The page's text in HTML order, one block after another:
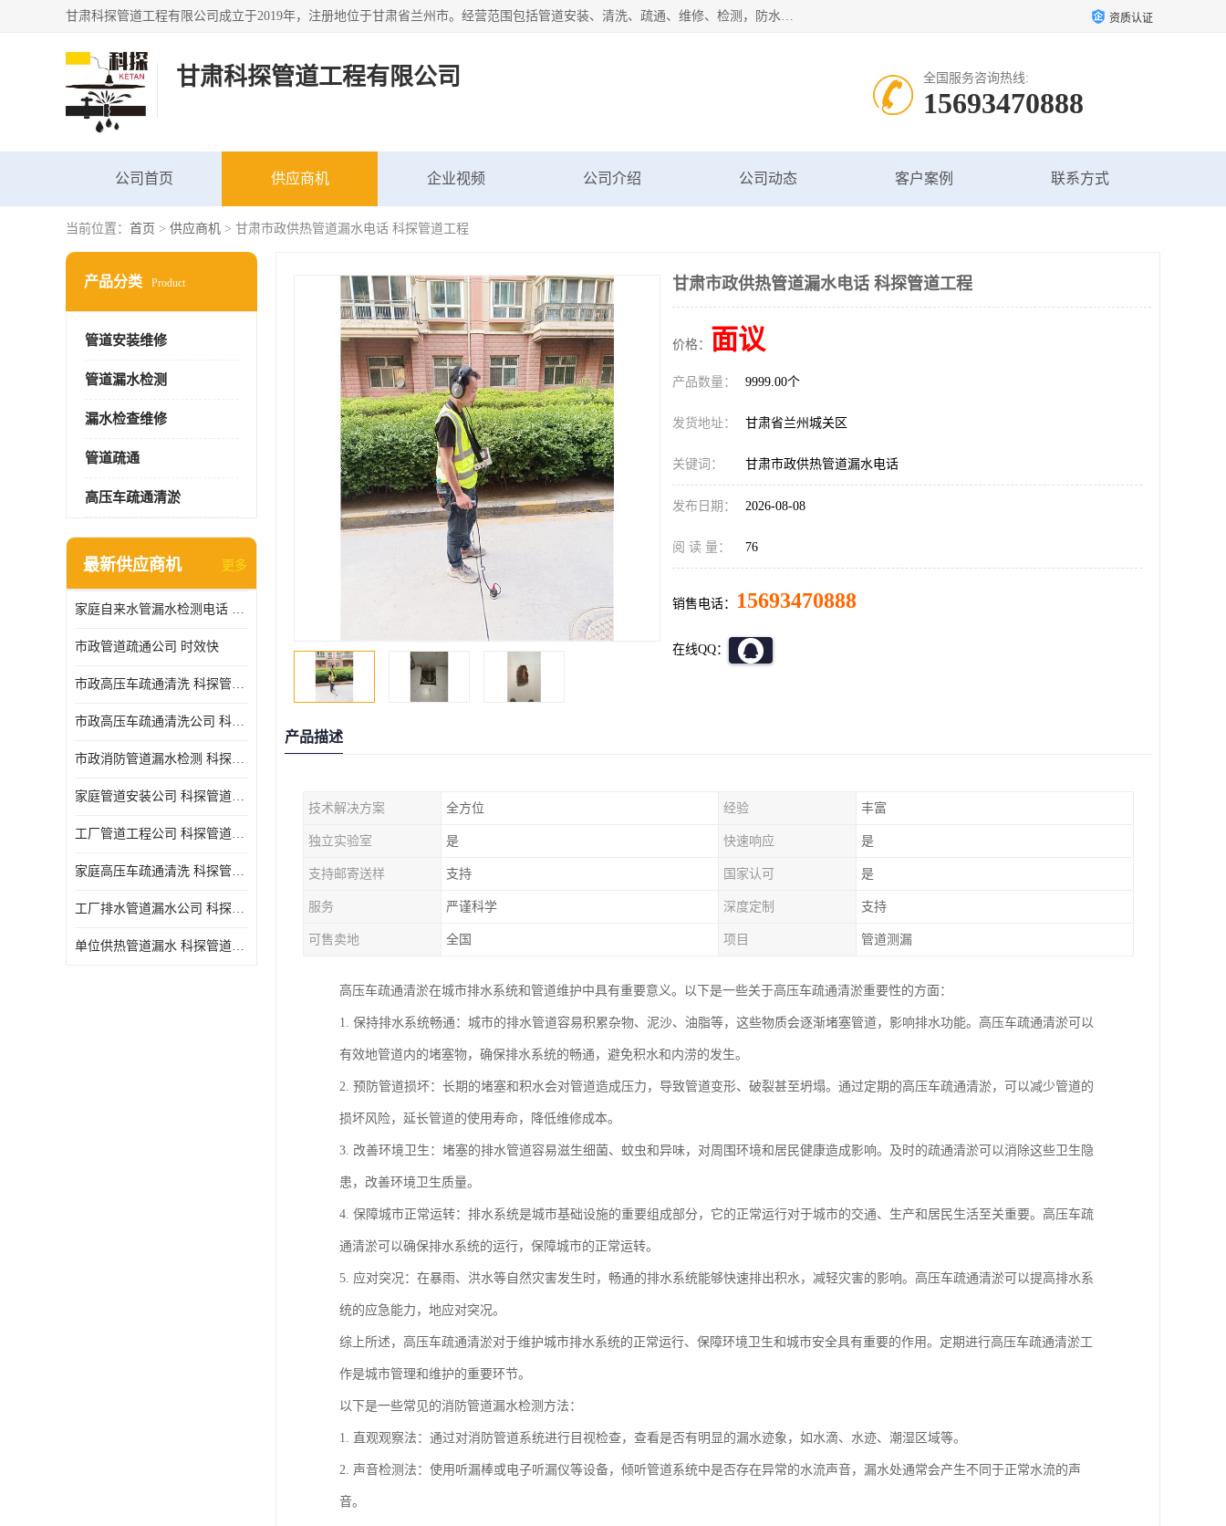
甘肃科探管道工程有限公司成立于2019年，注册地位于甘肃省兰州市。经营范围包括管道安装、清洗、疏通、维修、检测，防水工程，工程钻孔，化粪池清理，暖气安装，给排水管道安装维修，室内外管道如消防、供水、供热管道漏水检测定位，室内外防水堵漏等。 资质认证
甘肃科探管道工程有限公司 全国服务咨询热线:
15693470888
公司首页 供应商机 企业视频 公司介绍 公司动态 客户案例 联系方式
当前位置： 首页 > 供应商机 > 甘肃市政供热管道漏水电话 科探管道工程
产品分类 Product
管道安装维修
管道漏水检测
漏水检查维修
管道疏通
高压车疏通清淤
最新供应商机 更多
家庭自来水管漏水检测电话 服务周到
市政管道疏通公司 时效快
市政高压车疏通清洗 科探管道工程 设备齐
市政高压车疏通清洗公司 科探管道工程 经验丰富
市政消防管道漏水检测 科探管道工程 快速上门
家庭管道安装公司 科探管道工程 团队服务
工厂管道工程公司 科探管道工程 时效快
家庭高压车疏通清洗 科探管道工程 服务周到
工厂排水管道漏水公司 科探管道工程 快速上门
单位供热管道漏水 科探管道工程 设备齐
甘肃市政供热管道漏水电话 科探管道工程
价格： 面议
产品数量： 9999.00个
发货地址： 甘肃省兰州城关区
关键词： 甘肃市政供热管道漏水电话
发布日期： 2026-08-08
阅 读 量： 76
销售电话： 15693470888
在线QQ：
产品描述
技术解决方案 全方位 经验 丰富
独立实验室 是 快速响应 是
支持邮寄送样 支持 国家认可 是
服务 严谨科学 深度定制 支持
可售卖地 全国 项目 管道测漏
高压车疏通清淤在城市排水系统和管道维护中具有重要意义。以下是一些关于高压车疏通清淤重要性的方面：
1. 保持排水系统畅通：城市的排水管道容易积累杂物、泥沙、油脂等，这些物质会逐渐堵塞管道，影响排水功能。高压车疏通清淤可以
有效地管道内的堵塞物，确保排水系统的畅通，避免积水和内涝的发生。
2. 预防管道损坏：长期的堵塞和积水会对管道造成压力，导致管道变形、破裂甚至坍塌。通过定期的高压车疏通清淤，可以减少管道的
损坏风险，延长管道的使用寿命，降低维修成本。
3. 改善环境卫生：堵塞的排水管道容易滋生细菌、蚊虫和异味，对周围环境和居民健康造成影响。及时的疏通清淤可以消除这些卫生隐
患，改善环境卫生质量。
4. 保障城市正常运转：排水系统是城市基础设施的重要组成部分，它的正常运行对于城市的交通、生产和居民生活至关重要。高压车疏
通清淤可以确保排水系统的运行，保障城市的正常运转。
5. 应对突况：在暴雨、洪水等自然灾害发生时，畅通的排水系统能够快速排出积水，减轻灾害的影响。高压车疏通清淤可以提高排水系
统的应急能力，地应对突况。
综上所述，高压车疏通清淤对于维护城市排水系统的正常运行、保障环境卫生和城市安全具有重要的作用。定期进行高压车疏通清淤工
作是城市管理和维护的重要环节。
以下是一些常见的消防管道漏水检测方法：
1. 直观观察法：通过对消防管道系统进行目视检查，查看是否有明显的漏水迹象，如水滴、水迹、潮湿区域等。
2. 声音检测法：使用听漏棒或电子听漏仪等设备，倾听管道系统中是否存在异常的水流声音，漏水处通常会产生不同于正常水流的声
音。